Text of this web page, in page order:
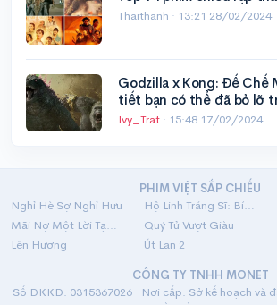
Thaithanh · 13:21 28/02/2024
Godzilla x Kong: Đế Chế
tiết bạn có thể đã bỏ lỡ
Ivy_Trat · 15:48 17/02/2024
PHIM VIỆT SẮP CHIẾU
Nghỉ Hè Sợ Nghỉ Hưu
Hộ Linh Tráng Sĩ: Bí Ẩn Mộ Vua Đinh
Mãi Nợ Một Lời Tạm Biệt
Quý Tử Vượt Giàu
Lên Hương
Út Lan 2
CÔNG TY TNHH MONET
Số ĐKKD: 0315367026 · Nơi cấp: Sở kế hoạch và